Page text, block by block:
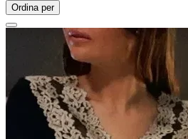
Ordina per